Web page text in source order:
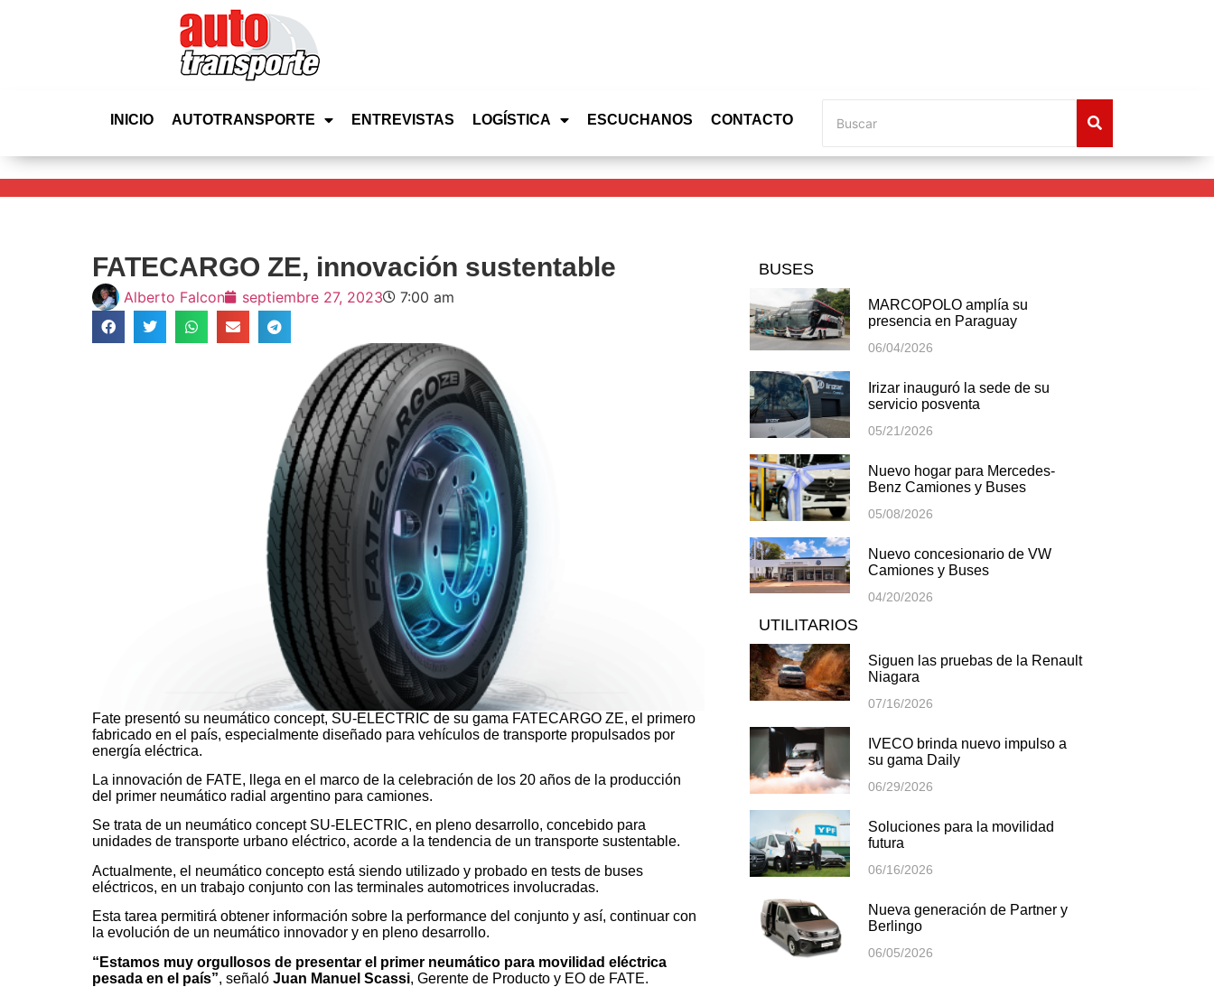
INICIO AUTOTRANSPORTE ENTREVISTAS LOGÍSTICA ESCUCHANOS CONTACTO
FATECARGO ZE, innovación sustentable
Alberto Falcon septiembre 27, 2023 7:00 am
Fate presentó su neumático concept, SU-ELECTRIC de su gama FATECARGO ZE, el primero
fabricado en el país, especialmente diseñado para vehículos de transporte propulsados por
energía eléctrica.
La innovación de FATE, llega en el marco de la celebración de los 20 años de la producción
del primer neumático radial argentino para camiones.
Se trata de un neumático concept SU-ELECTRIC, en pleno desarrollo, concebido para
unidades de transporte urbano eléctrico, acorde a la tendencia de un transporte sustentable.
Actualmente, el neumático concepto está siendo utilizado y probado en tests de buses
eléctricos, en un trabajo conjunto con las terminales automotrices involucradas.
Esta tarea permitirá obtener información sobre la performance del conjunto y así, continuar con
la evolución de un neumático innovador y en pleno desarrollo.
“Estamos muy orgullosos de presentar el primer neumático para movilidad eléctrica
pesada en el país”, señaló Juan Manuel Scassi, Gerente de Producto y EO de FATE.
BUSES
MARCOPOLO amplía su
presencia en Paraguay
06/04/2026
Irizar inauguró la sede de su
servicio posventa
05/21/2026
Nuevo hogar para Mercedes-
Benz Camiones y Buses
05/08/2026
Nuevo concesionario de VW
Camiones y Buses
04/20/2026
UTILITARIOS
Siguen las pruebas de la Renault
Niagara
07/16/2026
IVECO brinda nuevo impulso a
su gama Daily
06/29/2026
Soluciones para la movilidad
futura
06/16/2026
Nueva generación de Partner y
Berlingo
06/05/2026